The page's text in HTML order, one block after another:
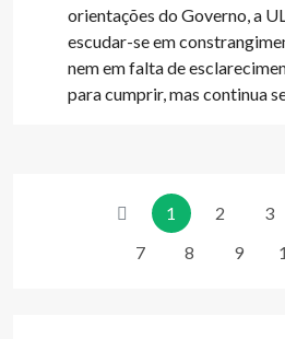
orientações do Governo, a
escudar-se em
nem em falta de
para cumprir, mas continua
1 2 3
7
8 9